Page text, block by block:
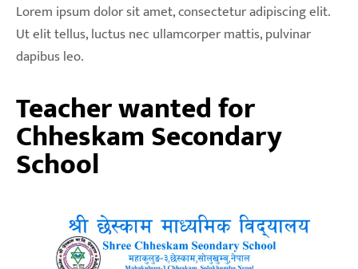
Lorem ipsum dolor sit amet, consectetur adipiscing elit.
Ut elit tellus, luctus nec ullamcorper mattis, pulvinar
dapibus leo.
Teacher wanted for
Chheskam Secondary
School